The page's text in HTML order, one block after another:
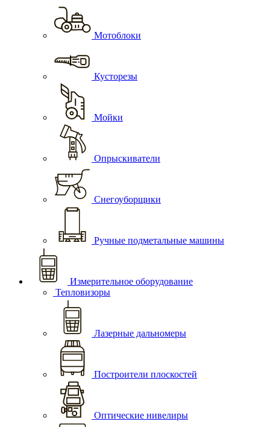
Мотоблоки
Кусторезы
Мойки
Опрыскиватели
Снегоуборщики
Ручные подметальные машины
Измерительное оборудование
Тепловизоры
Лазерные дальномеры
Построители плоскостей
Оптические нивелиры